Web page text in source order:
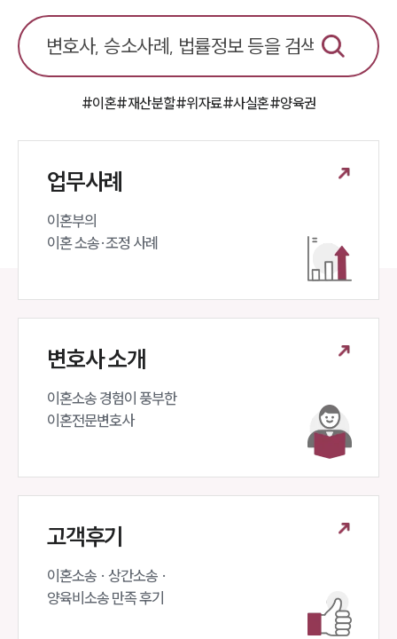
오시는 길
글로벌 파트너 로펌
고객의 소리
통합검색
AI대륜
업무사례
이혼소송·상담후기
상간자위자료계산기
이혼전문변호사
#이혼#재산분할#위자료#사실혼#양육권
업무사례
이혼부의
이혼 소송·조정 사례
변호사 소개
이혼소송 경험이 풍부한
이혼전문변호사
고객후기
이혼소송 · 상간소송 ·
양육비소송 만족 후기